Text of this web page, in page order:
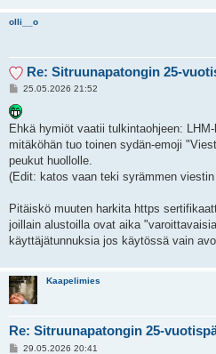
olli__o
Re: Sitruunapatongin 25-
V
e
s
t
i
25.05.2026 21:52
Ehkä hymiöt vaatii tulkintaohjeen:
mitäköhän tuo toinen sydän-emoji
peukut huollolle.
(Edit: katos vaan teki syrämmen
Pitäiskö muuten harkita https
joillain alustoilla ovat aika
käyttäjätunnuksia jos käytössä vain
Kaapelimies
Re: Sitruunapatongin 25-
V29.05.2026 20:41